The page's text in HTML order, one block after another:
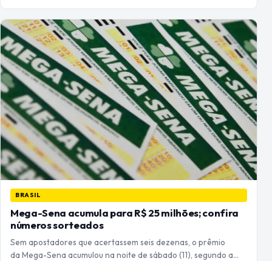
BRASIL
Mega-Sena acumula para R$ 25 milhões; confira
números sorteados
Sem apostadores que acertassem seis dezenas, o prêmio
da Mega-Sena acumulou na noite de sábado (11), segundo a…